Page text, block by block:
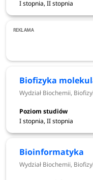
studiów stacjonarnych
niestacjonarnych.
2026/2027
Uniwersytet
rekrutacja 2026/2027
Administracja -
Amerykanistyka -
I stopnia, II stopnia
Biofizyka
Wydział Biochemii,
I stopnia, II stopnia
Bioinformatyka
Wydział Biochemii,